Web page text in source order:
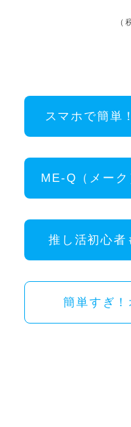
（
スマホで簡単
ME-Q（メー
推し活初心者
簡単すぎ